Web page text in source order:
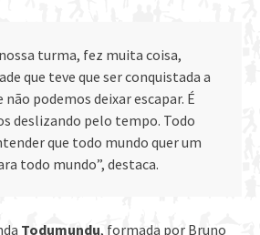
turma, fez muita coisa,
que teve que ser conquistada a
podemos deixar escapar. É
deslizando pelo tempo. Todo
que todo mundo quer um
todo mundo”, destaca.
Todumundu, formada por Bruno